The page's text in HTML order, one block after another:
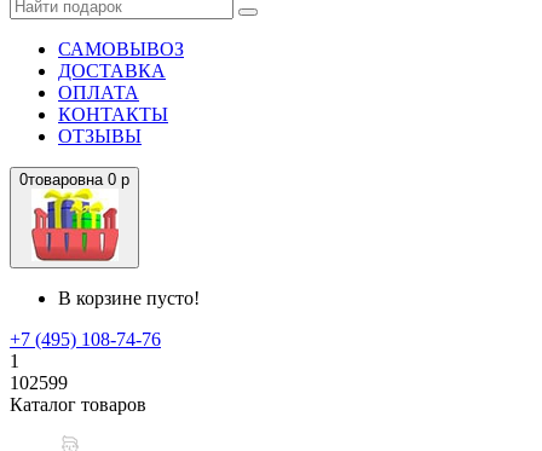
САМОВЫВОЗ
ДОСТАВКА
ОПЛАТА
КОНТАКТЫ
ОТЗЫВЫ
0товаровна 0 р
В корзине пусто!
+7 (495) 108-74-76
1
102599
Каталог товаров